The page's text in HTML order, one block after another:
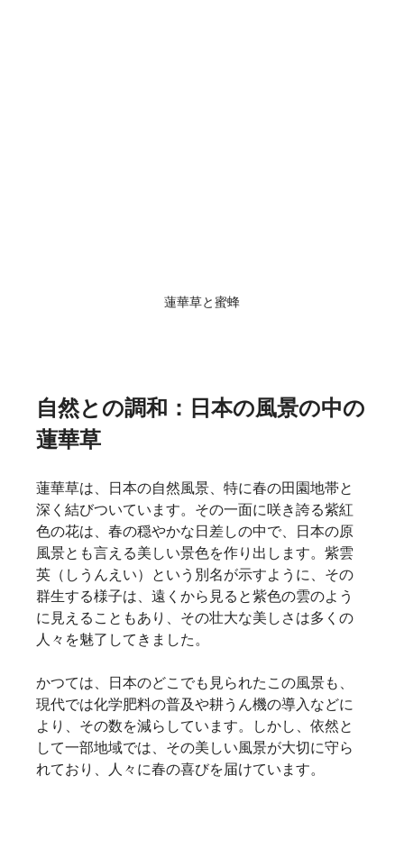
蓮華草と蜜蜂
自然との調和：日本の風景の中の
蓮華草
蓮華草は、日本の自然風景、特に春の田園地帯と
深く結びついています。その一面に咲き誇る紫紅
色の花は、春の穏やかな日差しの中で、日本の原
風景とも言える美しい景色を作り出します。紫雲
英（しうんえい）という別名が示すように、その
群生する様子は、遠くから見ると紫色の雲のよう
に見えることもあり、その壮大な美しさは多くの
人々を魅了してきました。
かつては、日本のどこでも見られたこの風景も、
現代では化学肥料の普及や耕うん機の導入などに
より、その数を減らしています。しかし、依然と
して一部地域では、その美しい風景が大切に守ら
れており、人々に春の喜びを届けています。